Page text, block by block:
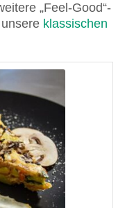
„Feel-Good“-
klassischen